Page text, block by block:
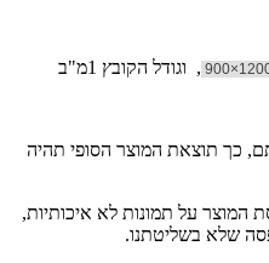
, וגודל הקובץ 1מ"ב
כך תוצאת המוצר הסופי תהיה
המוצר על תמונות לא איכותיות,
שלא בשליטתנו.